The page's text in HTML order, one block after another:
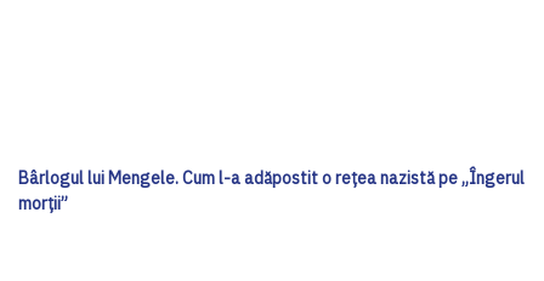
Bârlogul lui Mengele. Cum l-a adăpostit o rețea nazistă pe „Îngerul
morții”